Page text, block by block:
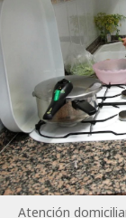
Atención